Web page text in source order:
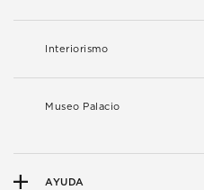
Interiorismo
Museo Palacio
AYUDA